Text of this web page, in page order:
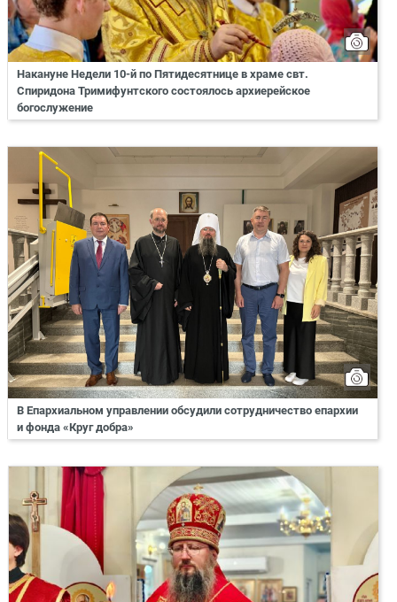
Накануне Недели 10-й по Пятидесятнице в храме свт.
Спиридона Тримифунтского состоялось архиерейское
богослужение
В Епархиальном управлении обсудили сотрудничество епархии
и фонда «Круг добра»